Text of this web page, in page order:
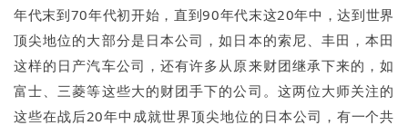
年代末到70年代初开始，直到90年代末这20年中，达到世界
顶尖地位的大部分是日本公司，如日本的索尼、丰田，本田
这样的日产汽车公司，还有许多从原来财团继承下来的，如
富士、三菱等这些大的财团手下的公司。这两位大师关注的
这些在战后20年中成就世界顶尖地位的日本公司，有一个共